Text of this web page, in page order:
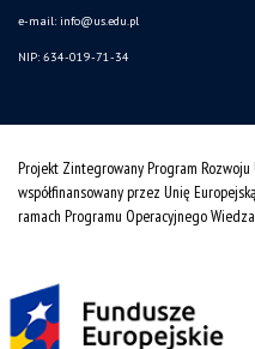
e-mail: info@us.edu.pl
NIP: 634-019-71-34
Projekt Zintegrowany Program
współfinansowany przez Unię
ramach Programu Operacyjnego